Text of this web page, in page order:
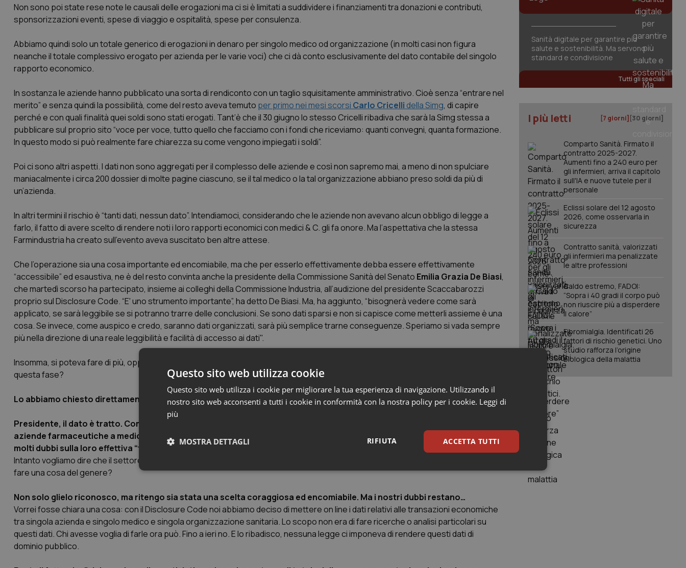
Non sono poi state rese note le causali delle erogazioni ma ci si è limitati a suddividere i finanziamenti tra donazioni e contributi,
sponsorizzazioni eventi, spese di viaggio e ospitalità, spese per consulenza.
Abbiamo quindi solo un totale generico di erogazioni in denaro per singolo medico od organizzazione (in molti casi non figura
neanche il totale complessivo erogato per azienda per le varie voci) che ci dà conto esclusivamente del dato contabile del singolo
rapporto economico.
In sostanza le aziende hanno pubblicato una sorta di rendiconto con un taglio squisitamente amministrativo. Cioè senza “entrare nel
merito” e senza quindi la possibilità, come del resto aveva temuto per primo nei mesi scorsi Carlo Cricelli della Simg, di capire
perché e con quali finalità quei soldi sono stati erogati. Tant’è che il 30 giugno lo stesso Cricelli ribadiva che sarà la Simg stessa a
pubblicare sul proprio sito “voce per voce, tutto quello che facciamo con i fondi che riceviamo: quanti convegni, quanta formazione.
In questo modo si può realmente fare chiarezza su come vengono impiegati i soldi”.
Poi ci sono altri aspetti. I dati non sono aggregati per il complesso delle aziende e così non sapremo mai, a meno di non spulciare
maniacalmente i circa 200 dossier di molte pagine ciascuno, se il tal medico o la tal organizzazione abbiano preso soldi da più di
un’azienda.
In altri termini il rischio è “tanti dati, nessun dato”. Intendiamoci, considerando che le aziende non avevano alcun obbligo di legge a
farlo, il fatto di avere scelto di rendere noti i loro rapporti economici con medici & C. gli fa onore. Ma l’aspettativa che la stessa
Farmindustria ha creato sull’evento aveva suscitato ben altre attese.
Che l’operazione sia una cosa importante ed encomiabile, ma che per esserlo effettivamente debba essere effettivamente
“accessibile” ed esaustiva, ne è del resto convinta anche la presidente della Commissione Sanità del Senato Emilia Grazia De Biasi,
che martedì scorso ha partecipato, insieme ai colleghi della Commissione Industria, all’audizione del presidente Scaccabarozzi
proprio sul Disclosure Code. “E' uno strumento importante”, ha detto De Biasi. Ma, ha aggiunto, “bisognerà vedere come sarà
applicato, se sarà leggibile se si potranno trarre delle conclusioni. Se sono dati sparsi e non si capisce come metterli assieme è una
cosa. Se invece, come auspico e credo, saranno dati organizzati, sarà più semplice trarne conseguenze. Speriamo si vada sempre
più nella direzione di una reale leggibilità e facilità di accesso ai dati".
Insomma, si poteva fare di più, oppure ciò che è stato fatto da Farmindustria e dalle aziende associate era il massimo possibile in
questa fase?
Lo abbiamo chiesto direttamente al presidente di FarmindustriaMassimo Scaccabarozzi.
Presidente, il dato è tratto. Come da programma il 30 giugno sono stati messi on line i tabulati con i compensi erogati dalle
aziende farmaceutiche a medici e organizzazioni sanitarie. Ma come le ho detto all’inizio di questa nostra conversazione
molti dubbi sulla loro effettiva “fruibilità” restano. Che ne pensa?
Intanto vogliamo dire che il settore del farmaco è l’unico settore, a quanto mi risulta, e non parlo solo della sanità, ad aver deciso di
fare una cosa del genere?
Non solo glielo riconosco, ma ritengo sia stata una scelta coraggiosa ed encomiabile. Ma i nostri dubbi restano…
Vorrei fosse chiara una cosa: con il Disclosure Code noi abbiamo deciso di mettere on line i dati relativi alle transazioni economiche
tra singola azienda e singolo medico e singola organizzazione sanitaria. Lo scopo non era di fare ricerche o analisi particolari su
questi dati. Chi avesse voglia di farle ora può. Fino a ieri no. E lo ribadisco, nessuna legge ci imponeva di rendere questi dati di
dominio pubblico.
Sanità digitale per garantire più
salute e sostenibilità. Ma servono
standard e condivisione
Tutti gli speciali
I più letti [7 giorni] [30 giorni]
Comparto Sanità. Firmato il
contratto 2025-2027.
Aumenti fino a 240 euro per
gli infermieri, arriva il capitolo
sull'IA e nuove tutele per il
personale
Eclissi solare del 12 agosto
2026, come osservarla in
sicurezza
Contratto sanità, valorizzati
gli infermieri ma penalizzate
le altre professioni
Caldo estremo, FADOI:
“Sopra i 40 gradi il corpo può
non riuscire più a disperdere
il calore”
Fibromialgia. Identificati 26
fattori di rischio genetici. Uno
studio rafforza l’origine
biologica della malattia
Questo sito web utilizza cookie
Questo sito web utilizza i cookie per migliorare la tua esperienza di navigazione. Utilizzando il
nostro sito web acconsenti a tutti i cookie in conformità con la nostra policy per i cookie. Leggi di
più
ACCETTA TUTTI
RIFIUTA
MOSTRA DETTAGLI
Necessari Statistici Marketing